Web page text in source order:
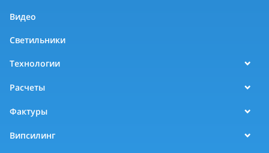
Видео
Светильники
Технологии
Расчеты
Фактуры
Випсилинг